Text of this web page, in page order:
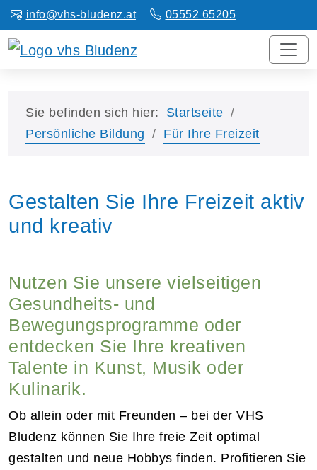
info@vhs-bludenz.at 05552 65205
Sie befinden sich hier:
Startseite
Persönliche Bildung
Für Ihre Freizeit
Gestalten Sie Ihre Freizeit aktiv
und kreativ
Nutzen Sie unsere vielseitigen
Gesundheits- und
Bewegungsprogramme oder
entdecken Sie Ihre kreativen
Talente in Kunst, Musik oder
Kulinarik.
Ob allein oder mit Freunden – bei der VHS
Bludenz können Sie Ihre freie Zeit optimal
gestalten und neue Hobbys finden. Profitieren Sie